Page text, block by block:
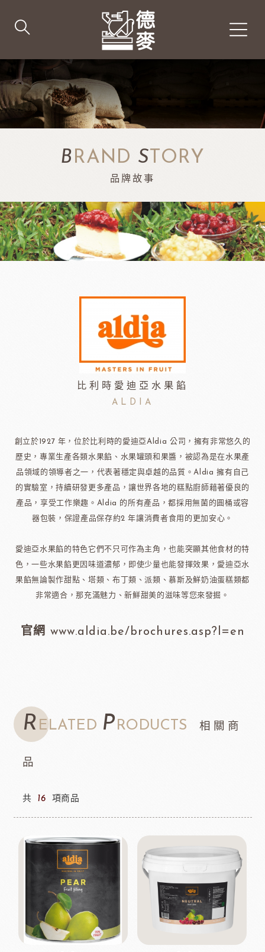
BRAND S TORY
品牌故事
比利時愛迪亞水果餡
ALDIA
創立於1927 年，位於比利時的愛迪亞Aldia 公司，擁有非常悠久的
歷史，專業生產各類水果餡、水果罐頭和果醬，被認為是在水果產
品領域的領導者之一，代表著穩定與卓越的品質。Aldia 擁有自己
的實驗室，持續研發更多產品，讓世界各地的糕點廚師藉著優良的
產品，享受工作樂趣。Aldia 的所有產品，都採用無菌的圓桶或容
器包裝，保證產品保存約2 年讓消費者食用的更加安心。
愛迪亞水果餡的特色它們不只可作為主角，也能突顯其他食材的特
色，一些水果餡更因味道濃郁，即使少量也能發揮效果，愛迪亞水
果餡無論製作甜點、塔類、布丁類、派類、慕斯及鮮奶油蛋糕類都
非常適合，那充滿魅力、新鮮甜美的滋味等您來發掘。
官網 www.aldia.be/brochures.asp?l=en
R ELATED P RODUCTS 相關商
品
共 16 項商品